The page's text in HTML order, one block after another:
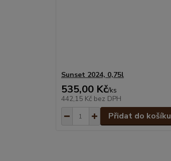
Sunset 2024, 0,75l
535,00 Kč/ks
442,15 Kč bez DPH
Přidat do košíku